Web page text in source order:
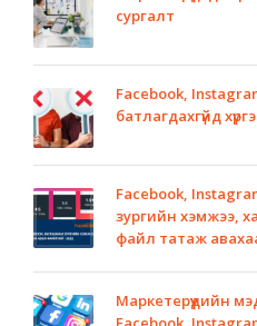
сургалт
Facebook,
батлагдахгүйд
Facebook,
зургийн хэмжээ,
файл татаж
Маркетерүүдийн